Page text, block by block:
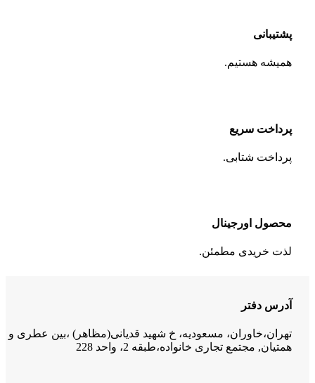
پشتیبانی
همیشه هستیم.
پرداخت سریع
پرداخت شتابی.
محصول اورجینال
لذت خریدی مطمئن.
آدرس دفتر
تهران،خاوران، مسعودیه، خ شهید قدیانی(مظاهر) ،بین عطری و
همتیان, مجتمع تجاری خانواده،طبقه 2، واحد 228